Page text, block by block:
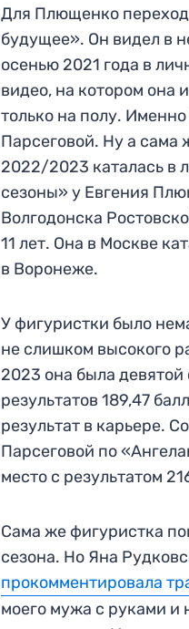
Для Плющенко
будущее». Он видел в
осенью 2021 года в
видео, на котором она
только на полу.
Парсеговой. Ну а сама
2022/2023 каталась в
сезоны» у Евгения
Волгодонска
11 лет. Она в Москве
в Воронеже.
У фигуристки было
не слишком высокого
2023 она была
результатов 189,47
результат в карьере.
Парсеговой по
место с результатом
Сама же фигуристка
сезона. Но Яна
прокомментировала
моего мужа с руками и